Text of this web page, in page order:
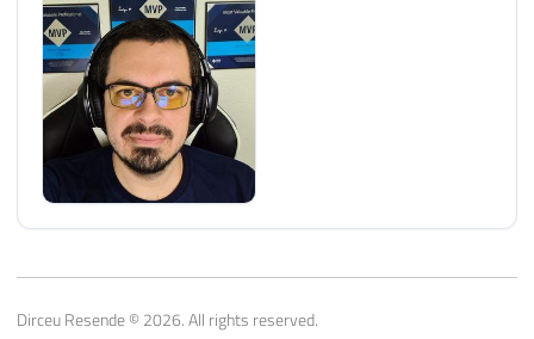
Dirceu Resende © 2026. All rights reserved.